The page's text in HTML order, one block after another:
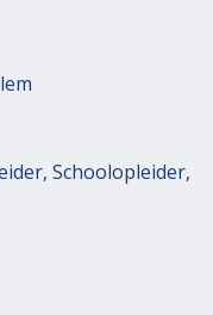
Schoolopleider,